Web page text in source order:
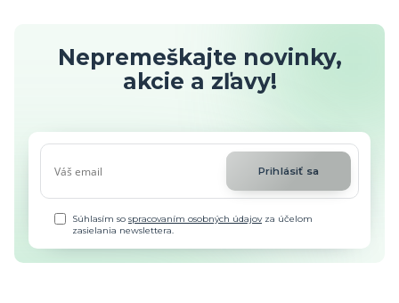
Nepremeškajte novinky,
akcie a zľavy!
Prihlásiť sa
Súhlasím sospracovaním osobných údajovza účelom
zasielania newslettera.